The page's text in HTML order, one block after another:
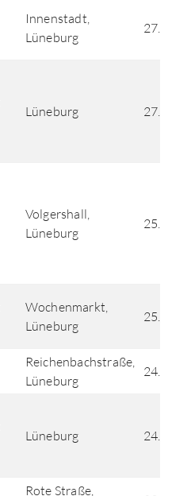
Innenstadt,
Lüneburg
Lüneburg
Volgershall,
Lüneburg
Wochenmarkt,
Lüneburg
Reichenbachstraße,
Lüneburg
Lüneburg
Rote Straße,